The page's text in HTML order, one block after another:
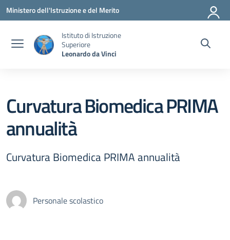
Vai ai contenuti
Vai al menu di navigazione
Vai al footer
Ministero dell'Istruzione e del Merito
Istituto di Istruzione
Superiore
Leonardo da Vinci
Curvatura Biomedica PRIMA
annualità
Curvatura Biomedica PRIMA annualità
Personale scolastico